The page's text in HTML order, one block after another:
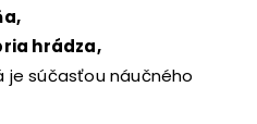
hrádza,
je súčasťou náučného